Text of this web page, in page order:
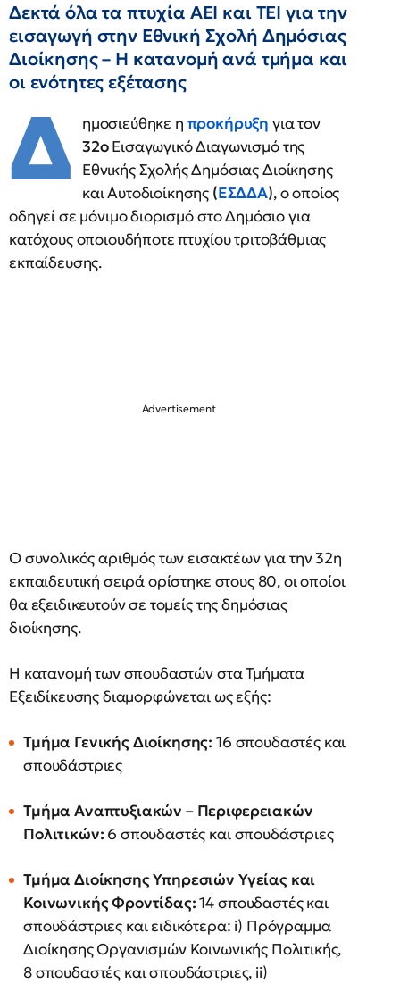
Δεκτά όλα τα πτυχία ΑΕΙ και ΤΕΙ για την
εισαγωγή στην Εθνική Σχολή Δημόσιας
Διοίκησης – Η κατανομή ανά τμήμα και
οι ενότητες εξέτασης
Δ ημοσιεύθηκε η προκήρυξηγια τον
32οΕισαγωγικό Διαγωνισμό της
Εθνικής Σχολής Δημόσιας Διοίκησης
και Αυτοδιοίκησης (ΕΣΔΔΑ), ο οποίος
οδηγεί σε μόνιμο διορισμό στο Δημόσιο για
κατόχους οποιουδήποτε πτυχίου τριτοβάθμιας
εκπαίδευσης.
Ο συνολικός αριθμός των εισακτέων για την 32η
εκπαιδευτική σειρά ορίστηκε στους 80, οι οποίοι
θα εξειδικευτούν σε τομείς της δημόσιας
διοίκησης.
Η κατανομή των σπουδαστών στα Τμήματα
Εξειδίκευσης διαμορφώνεται ως εξής:
Τμήμα Γενικής Διοίκησης: 16 σπουδαστές και
σπουδάστριες
Τμήμα Αναπτυξιακών – Περιφερειακών
Πολιτικών: 6 σπουδαστές και σπουδάστριες
Τμήμα Διοίκησης Υπηρεσιών Υγείας και
Κοινωνικής Φροντίδας:14 σπουδαστές και
σπουδάστριες και ειδικότερα: i) Πρόγραμμα
Διοίκησης Οργανισμών Κοινωνικής Πολιτικής,
8 σπουδαστές και σπουδάστριες, ii)